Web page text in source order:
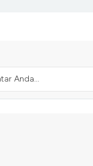
Anda...